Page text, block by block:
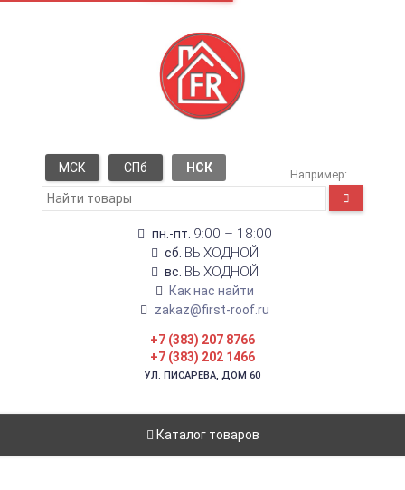
МСК СПб НСК Например:
пн.-пт. 9:00 – 18:00
сб. ВЫХОДНОЙ
вс. ВЫХОДНОЙ
Как нас найти
zakaz@first-roof.ru
+7 (383) 207 8766
+7 (383) 202 1466
УЛ. ПИСАРЕВА, ДОМ 60
Каталог товаров